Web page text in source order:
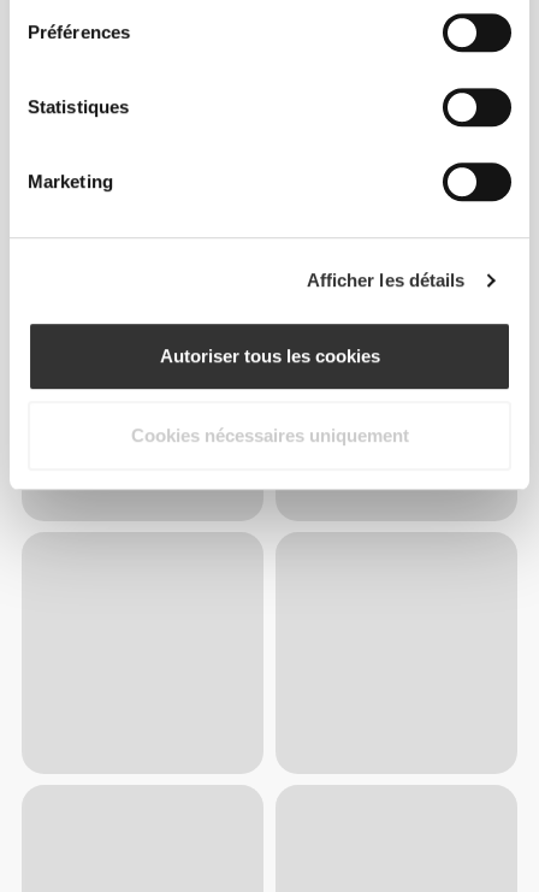
Préférences
Statistiques
Marketing
Afficher les détails
Autoriser tous les cookies
Cookies nécessaires uniquement